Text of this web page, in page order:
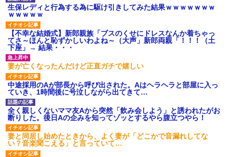
【悲報】佐藤輝明・・・２軍
でも盛大にやらかす←あまり悲
しませないでくれ
生保レディと行為する為に駆け引きしてみた結果ｗｗｗｗｗｗｗ
ｗｗｗｗｗ
【不幸な結婚式】新郎親族「ブスのくせにドレスなんか着ちゃっ
てさ～ほんと恥ずかしいわよね～（大声」新郎両親「！！！（土
下座」→ 結果・・・
妻が亡くなったんだけど正直ガチで嬉しい
中途採用のAが部長から呼び出された。Aはヘラヘラと部屋に入っ
ていき、1時間後に号泣しながら出てきて…
全く親しくないママ友Aから突然「飲み会しよう」と誘われたがお
断りした。後日Aの企みを知ってゾッとするやら腹立つやら！
妻と同居し始めたときから、よく妻が「どこかで音漏れしてな
い？音楽聞こえる」と言っていて…